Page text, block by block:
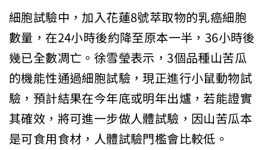
細胞試驗中，加入花蓮8號萃取物的乳癌細胞
數量，在24小時後約降至原本一半，36小時後
幾已全數凋亡。徐雪瑩表示，3個品種山苦瓜
的機能性通過細胞試驗，現正進行小鼠動物試
驗，預計結果在今年底或明年出爐，若能證實
其確效，將可進一步做人體試驗，因山苦瓜本
是可食用食材，人體試驗門檻會比較低。